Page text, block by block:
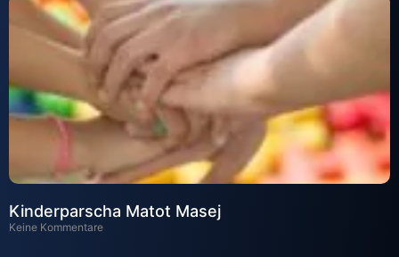
Kinderparscha Matot Masej
Keine Kommentare